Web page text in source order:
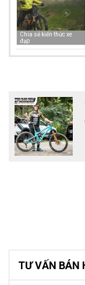
Chia sẻ kiến thức xe
đạp
TƯ VẤN BÁN